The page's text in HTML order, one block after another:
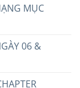
MỤC
06 &